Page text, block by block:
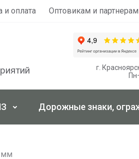
и оплата Оптовикам и партнерам
г.
Дорожные знаки,
мм